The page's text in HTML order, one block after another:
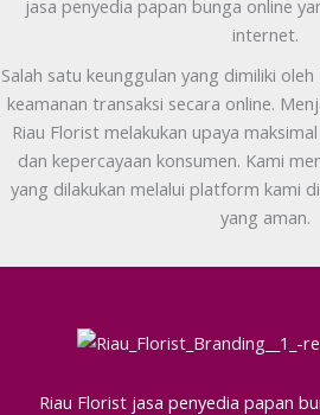
jasa penyedia papan bunga online
internet.
Salah satu keunggulan yang dimiliki
keamanan transaksi secara online.
Riau Florist melakukan upaya
dan kepercayaan konsumen. Kami
yang dilakukan melalui platform kami
yang aman.
Riau Florist jasa penyedia papan